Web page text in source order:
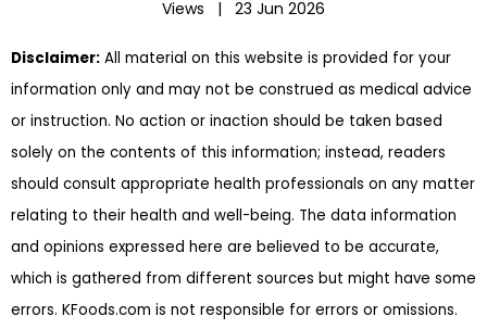
Views |
23 Jun 2026
Disclaimer: All material on this website is provided for your
information only and may not be construed as medical advice
or instruction. No action or inaction should be taken based
solely on the contents of this information; instead, readers
should consult appropriate health professionals on any matter
relating to their health and well-being. The data information
and opinions expressed here are believed to be accurate,
which is gathered from different sources but might have some
errors. KFoods.com is not responsible for errors or omissions.